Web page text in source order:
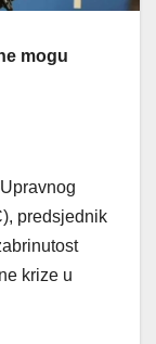
mogu
predsjednik
krize u